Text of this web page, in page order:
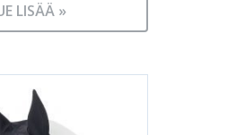
LISÄÄ »